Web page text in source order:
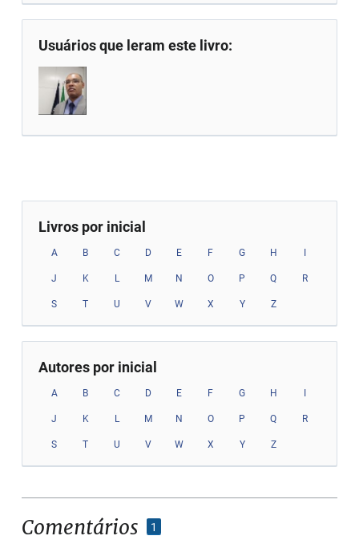
Usuários que leram este livro:
Livros por inicial
A B C D E F G H
J K L M N O P Q R
S T U V W X Y Z
Autores por inicial
A B C D E F G H
J K L M N O P Q R
S T U V W X Y Z
Comentários 1